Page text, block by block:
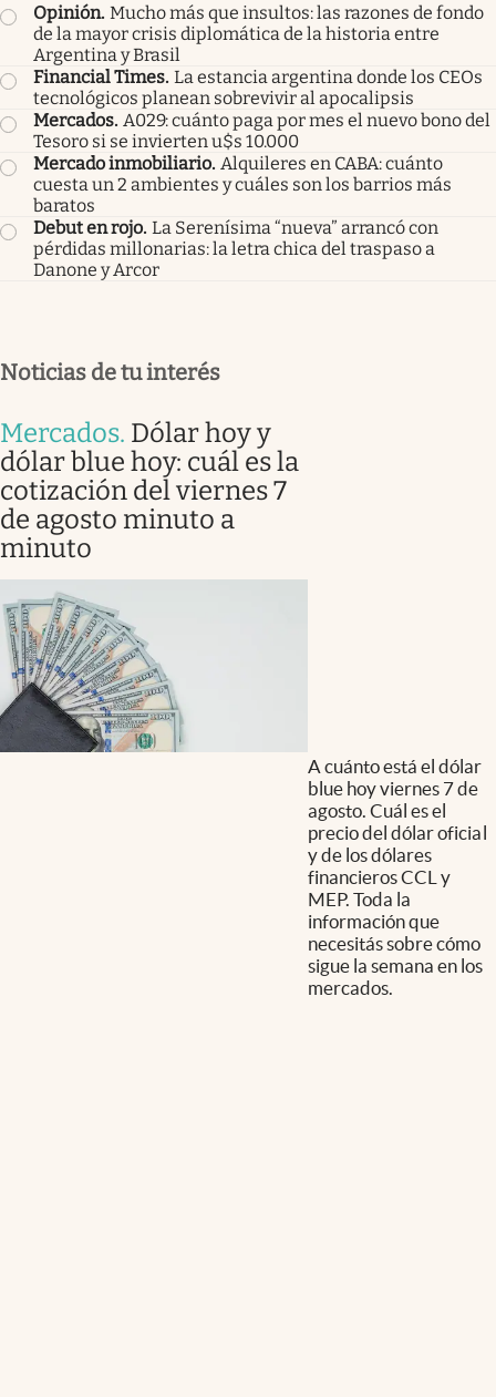
Opinión. Mucho más que insultos: las razones de fondo
de la mayor crisis diplomática de la historia entre
Argentina y Brasil
Financial Times. La estancia argentina donde los CEOs
tecnológicos planean sobrevivir al apocalipsis
Mercados. A029: cuánto paga por mes el nuevo bono del
Tesoro si se invierten u$s 10.000
Mercado inmobiliario. Alquileres en CABA: cuánto
cuesta un 2 ambientes y cuáles son los barrios más
baratos
Debut en rojo. La Serenísima “nueva” arrancó con
pérdidas millonarias: la letra chica del traspaso a
Danone y Arcor
Noticias de tu interés
Mercados. Dólar hoy y
dólar blue hoy: cuál es la
cotización del viernes 7
de agosto minuto a
minuto
A cuánto está el dólar
blue hoy viernes 7 de
agosto. Cuál es el
precio del dólar oficial
y de los dólares
financieros CCL y
MEP. Toda la
información que
necesitás sobre cómo
sigue la semana en los
mercados.